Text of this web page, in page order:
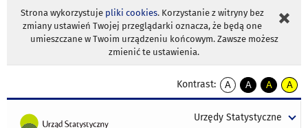
Strona wykorzystuje pliki cookies. Korzystanie z witryny bez
zmiany ustawień Twojej przeglądarki oznacza, że będą one
umieszczane w Twoim urządzeniu końcowym. Zawsze możesz
zmienić te ustawienia.
Kontrast:
A
kontrast
A
kontrast
tekst
A
kontrast
tekst
A
tekst
Urzędy Statystyczne